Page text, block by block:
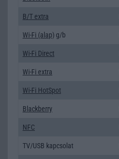
B/T extra
Wi-Fi (alap) g/b
Wi-Fi Direct
Wi-Fi extra
Wi-Fi HotSpot
Blackberry
NFC
TV/USB kapcsolat